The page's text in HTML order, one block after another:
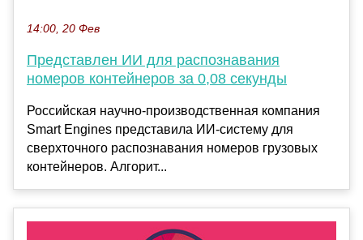
14:00, 20 Фев
Представлен ИИ для распознавания
номеров контейнеров за 0,08 секунды
Российская научно-производственная компания
Smart Engines представила ИИ-систему для
сверхточного распознавания номеров грузовых
контейнеров. Алгорит...